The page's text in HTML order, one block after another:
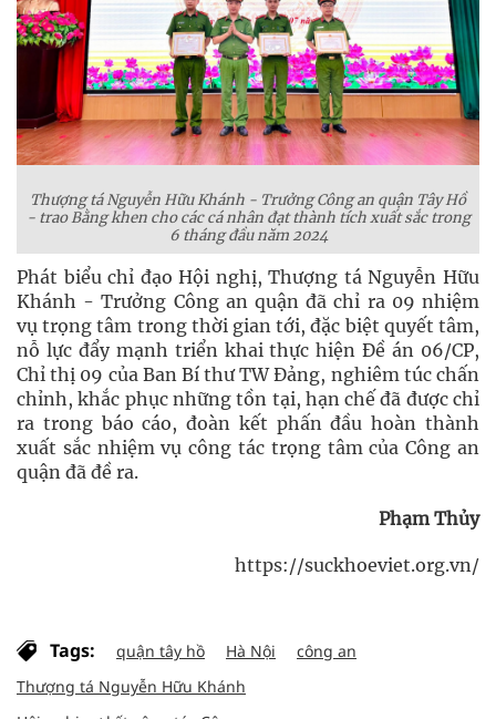
Thượng tá Nguyễn Hữu Khánh - Trưởng Công an quận Tây Hồ
- trao Bằng khen cho các cá nhân đạt thành tích xuất sắc trong
6 tháng đầu năm 2024
Phát biểu chỉ đạo Hội nghị, Thượng tá Nguyễn Hữu
Khánh - Trưởng Công an quận đã chỉ ra 09 nhiệm
vụ trọng tâm trong thời gian tới, đặc biệt quyết tâm,
nỗ lực đẩy mạnh triển khai thực hiện Đề án 06/CP,
Chỉ thị 09 của Ban Bí thư TW Đảng, nghiêm túc chấn
chỉnh, khắc phục những tồn tại, hạn chế đã được chỉ
ra trong báo cáo, đoàn kết phấn đầu hoàn thành
xuất sắc nhiệm vụ công tác trọng tâm của Công an
quận đã đề ra.
Phạm Thủy
https://suckhoeviet.org.vn/
Tags: quận tây hồ Hà Nội
công an
Thượng tá Nguyễn Hữu Khánh